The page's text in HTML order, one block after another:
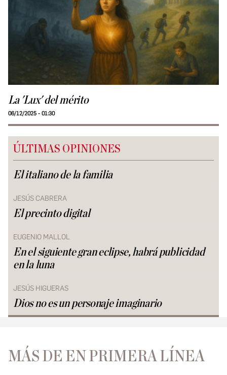
La 'Lux' del mérito
06/12/2025 - 01:30
ÚLTIMAS OPINIONES
El italiano de la familia
JESÚS CABRERA
El precinto digital
EUGENIO MALLOL
En el siguiente gran eclipse, habrá publicidad
en la luna
JESÚS HIGUERAS
Dios no es un personaje imaginario
MÁS DE EN PRIMERA LÍNEA